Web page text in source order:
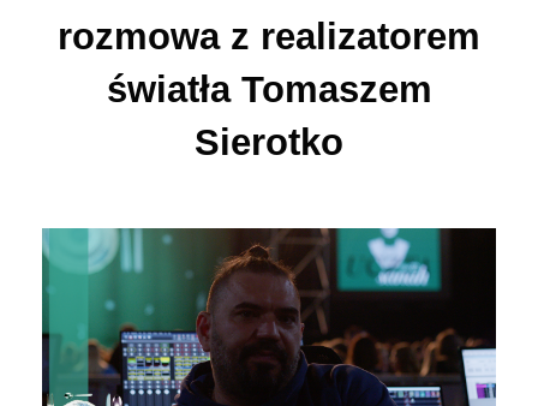
rozmowa z realizatorem
światła Tomaszem
Sierotko